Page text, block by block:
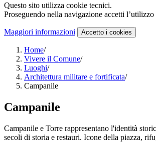
Questo sito utilizza cookie tecnici.
Proseguendo nella navigazione accetti
Maggiori informazioni Accetto i cookies
Home/
Vivere il Comune/
Luoghi/
Architettura militare e fortificata/
Campanile
Campanile
Campanile e Torre rappresentano l'identità
secoli di storia e restauri. Icone della piazza,